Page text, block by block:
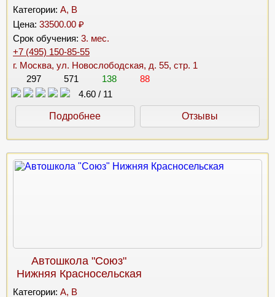
Категории: A, B
Цена: 33500.00 ₽
Срок обучения: 3. мес.
+7 (495) 150-85-55
г. Москва, ул. Новослободская, д. 55, стр. 1
297
571 138
88
4.60 / 11
Подробнее Отзывы
Автошкола "Союз"
Нижняя Красносельская
Категории: A, B